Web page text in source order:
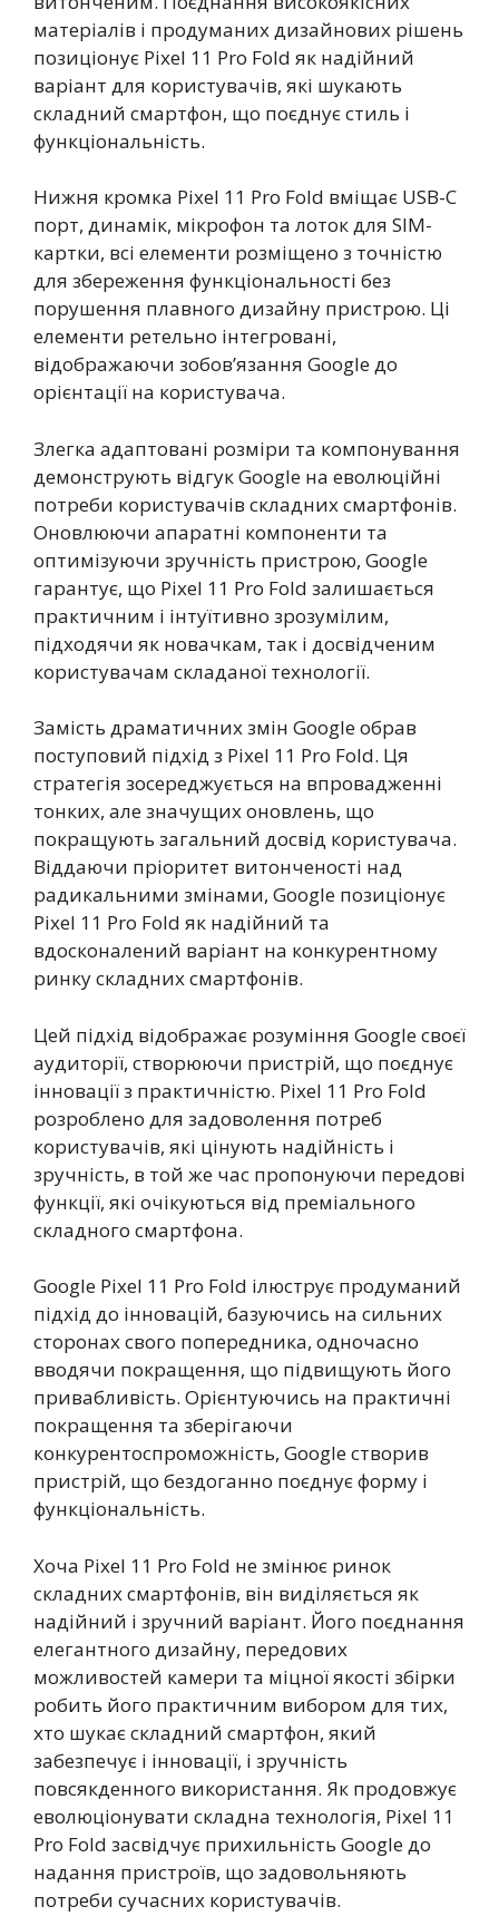
матеріалів і продуманих дизайнових рішень
позиціонує Pixel 11 Pro Fold як надійний
варіант для користувачів, які шукають
складний смартфон, що поєднує стиль і
функціональність.
Нижня кромка Pixel 11 Pro Fold вміщає USB-C
порт, динамік, мікрофон та лоток для SIM-
картки, всі елементи розміщено з точністю
для збереження функціональності без
порушення плавного дизайну пристрою. Ці
елементи ретельно інтегровані,
відображаючи зобов’язання Google до
орієнтації на користувача.
Злегка адаптовані розміри та компонування
демонструють відгук Google на еволюційні
потреби користувачів складних смартфонів.
Оновлюючи апаратні компоненти та
оптимізуючи зручність пристрою, Google
гарантує, що Pixel 11 Pro Fold залишається
практичним і інтуїтивно зрозумілим,
підходячи як новачкам, так і досвідченим
користувачам складаної технології.
Замість драматичних змін Google обрав
поступовий підхід з Pixel 11 Pro Fold. Ця
стратегія зосереджується на впровадженні
тонких, але значущих оновлень, що
покращують загальний досвід користувача.
Віддаючи пріоритет витонченості над
радикальними змінами, Google позиціонує
Pixel 11 Pro Fold як надійний та
вдосконалений варіант на конкурентному
ринку складних смартфонів.
Цей підхід відображає розуміння Google своєї
аудиторії, створюючи пристрій, що поєднує
інновації з практичністю. Pixel 11 Pro Fold
розроблено для задоволення потреб
користувачів, які цінують надійність і
зручність, в той же час пропонуючи передові
функції, які очікуються від преміального
складного смартфона.
Google Pixel 11 Pro Fold ілюструє продуманий
підхід до інновацій, базуючись на сильних
сторонах свого попередника, одночасно
вводячи покращення, що підвищують його
привабливість. Орієнтуючись на практичні
покращення та зберігаючи
конкурентоспроможність, Google створив
пристрій, що бездоганно поєднує форму і
функціональність.
Хоча Pixel 11 Pro Fold не змінює ринок
складних смартфонів, він виділяється як
надійний і зручний варіант. Його поєднання
елегантного дизайну, передових
можливостей камери та міцної якості збірки
робить його практичним вибором для тих,
хто шукає складний смартфон, який
забезпечує і інновації, і зручність
повсякденного використання. Як продовжує
еволюціонувати складна технологія, Pixel 11
Pro Fold засвідчує прихильність Google до
надання пристроїв, що задовольняють
потреби сучасних користувачів.